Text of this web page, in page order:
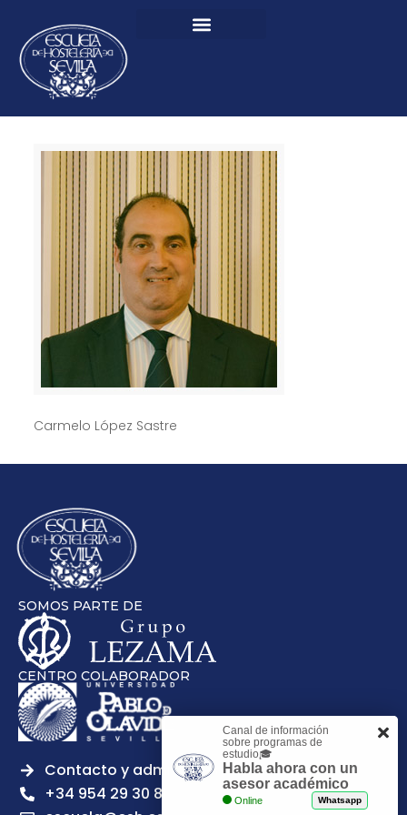
Carmelo López Sastre
SOMOS PARTE DE
CENTRO COLABORADOR
Contacto y admisiones
+34 954 29 30 81
Canal de información
sobre programas de
estudio🎓
Habla ahora con un
asesor académico
Online Whatsapp